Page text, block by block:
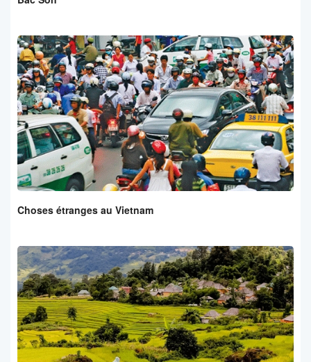
Choses étranges au Vietnam